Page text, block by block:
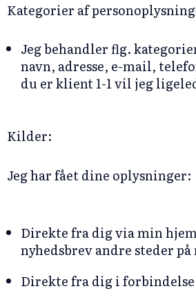
Kategorier af
Jeg behandler flg.
navn, adresse, e-mail,
du er klient 1-1 vil jeg
Kilder:
Jeg har fået dine oplysninger:
Direkte fra dig via min
nyhedsbrev andre steder
Direkte fra dig i